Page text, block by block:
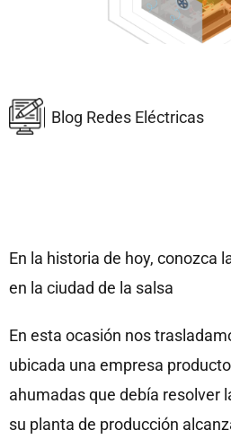
Blog Redes Eléctricas
En la historia de hoy, conozca
en la ciudad de la salsa
En esta ocasión nos
ubicada una empresa
ahumadas que debía resolver
su planta de producción